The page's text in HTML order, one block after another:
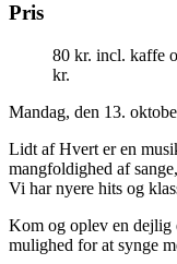
Pris
80 kr. incl. kaffe
kr.
Mandag, den 13.
Lidt af Hvert er en
mangfoldighed af
Vi har nyere hits og
Kom og oplev en dejlig
mulighed for at synge